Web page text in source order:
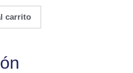
carrito